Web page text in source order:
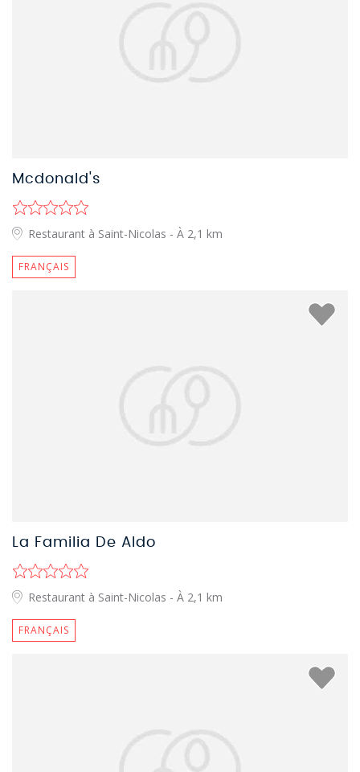
Mcdonald's
Restaurant à Saint-Nicolas - À 2,1 km
FRANÇAIS
La Familia De Aldo
Restaurant à Saint-Nicolas - À 2,1 km
FRANÇAIS